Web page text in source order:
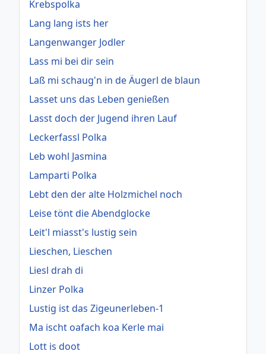
Krebspolka
Lang lang ists her
Langenwanger Jodler
Lass mi bei dir sein
Laß mi schaug'n in de Äugerl de blaun
Lasset uns das Leben genießen
Lasst doch der Jugend ihren Lauf
Leckerfassl Polka
Leb wohl Jasmina
Lamparti Polka
Lebt den der alte Holzmichel noch
Leise tönt die Abendglocke
Leit'l miasst's lustig sein
Lieschen, Lieschen
Liesl drah di
Linzer Polka
Lustig ist das Zigeunerleben-1
Ma ischt oafach koa Kerle mai
Lott is doot